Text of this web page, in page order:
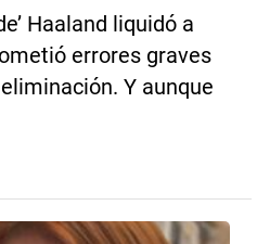
Haaland liquidó a
errores graves
Y aunque